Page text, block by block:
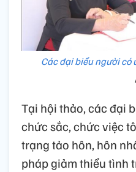
Các đại biểu người có
Tại hội thảo, các đại
chức sắc, chức việc
trạng tảo hôn, hôn
pháp giảm thiểu tình